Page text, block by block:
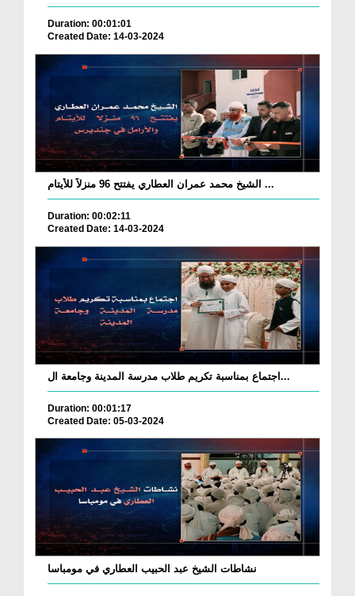
Duration: 00:01:01
Created Date: 14-03-2024
الشيخ محمد عمران العطاري يفتتح 96 منزلاً للأيتام ...
Duration: 00:02:11
Created Date: 14-03-2024
اجتماع بمناسبة تكريم طلاب مدرسة المدينة وجامعة ال...
Duration: 00:01:17
Created Date: 05-03-2024
نشاطات الشيخ عبد الحبيب العطاري في مومباسا